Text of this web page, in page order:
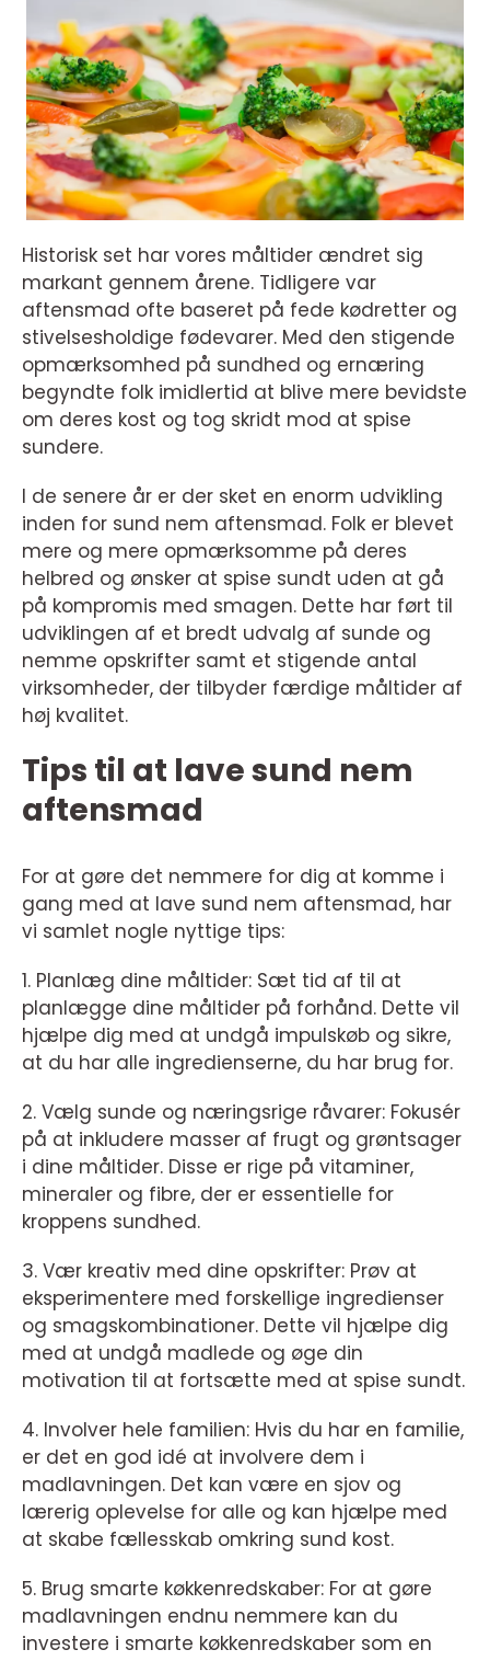
Historisk set har vores måltider ændret sig
markant gennem årene. Tidligere var
aftensmad ofte baseret på fede kødretter og
stivelsesholdige fødevarer. Med den stigende
opmærksomhed på sundhed og ernæring
begyndte folk imidlertid at blive mere bevidste
om deres kost og tog skridt mod at spise
sundere.
I de senere år er der sket en enorm udvikling
inden for sund nem aftensmad. Folk er blevet
mere og mere opmærksomme på deres
helbred og ønsker at spise sundt uden at gå
på kompromis med smagen. Dette har ført til
udviklingen af et bredt udvalg af sunde og
nemme opskrifter samt et stigende antal
virksomheder, der tilbyder færdige måltider af
høj kvalitet.
Tips til at lave sund nem
aftensmad
For at gøre det nemmere for dig at komme i
gang med at lave sund nem aftensmad, har
vi samlet nogle nyttige tips:
1. Planlæg dine måltider: Sæt tid af til at
planlægge dine måltider på forhånd. Dette vil
hjælpe dig med at undgå impulskøb og sikre,
at du har alle ingredienserne, du har brug for.
2. Vælg sunde og næringsrige råvarer: Fokusér
på at inkludere masser af frugt og grøntsager
i dine måltider. Disse er rige på vitaminer,
mineraler og fibre, der er essentielle for
kroppens sundhed.
3. Vær kreativ med dine opskrifter: Prøv at
eksperimentere med forskellige ingredienser
og smagskombinationer. Dette vil hjælpe dig
med at undgå madlede og øge din
motivation til at fortsætte med at spise sundt.
4. Involver hele familien: Hvis du har en familie,
er det en god idé at involvere dem i
madlavningen. Det kan være en sjov og
lærerig oplevelse for alle og kan hjælpe med
at skabe fællesskab omkring sund kost.
5. Brug smarte køkkenredskaber: For at gøre
madlavningen endnu nemmere kan du
investere i smarte køkkenredskaber som en